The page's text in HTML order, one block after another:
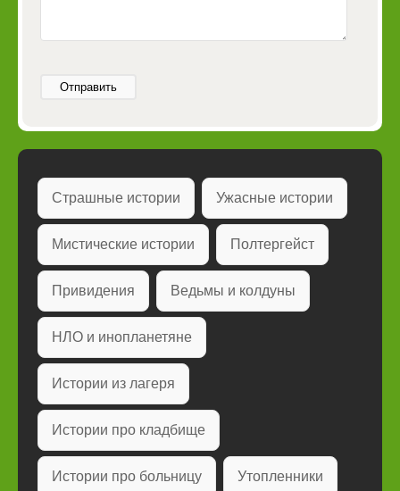
Отправить
Страшные истории Ужасные истории
Мистические истории Полтергейст
Привидения Ведьмы и колдуны
НЛО и инопланетяне
Истории из лагеря
Истории про кладбище
Истории про больницу Утопленники